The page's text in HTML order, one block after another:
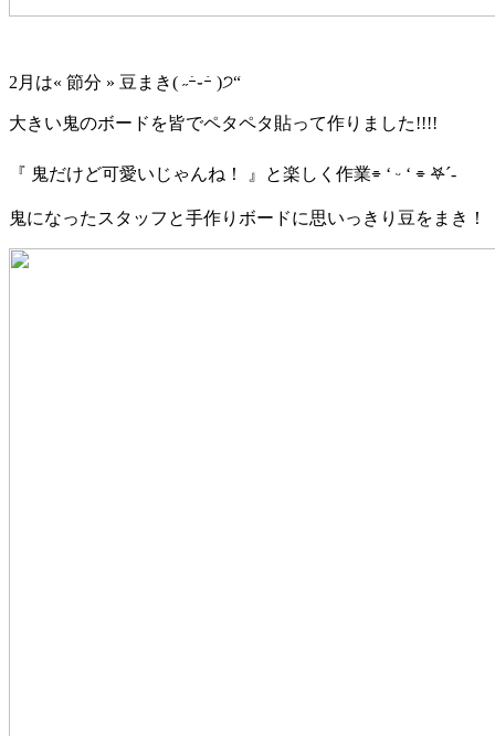
2月は« 節分 » 豆まき( ˶ｰ̀֊ｰ́ )੭“
大きい鬼のボードを皆でペタペタ貼って作りました!!!!
『 鬼だけど可愛いじゃんね！ 』と楽しく作業⌯ ‘ ᵕ ‘ ⌯ 𖤐´-
鬼になったスタッフと手作りボードに思いっきり豆をまき！